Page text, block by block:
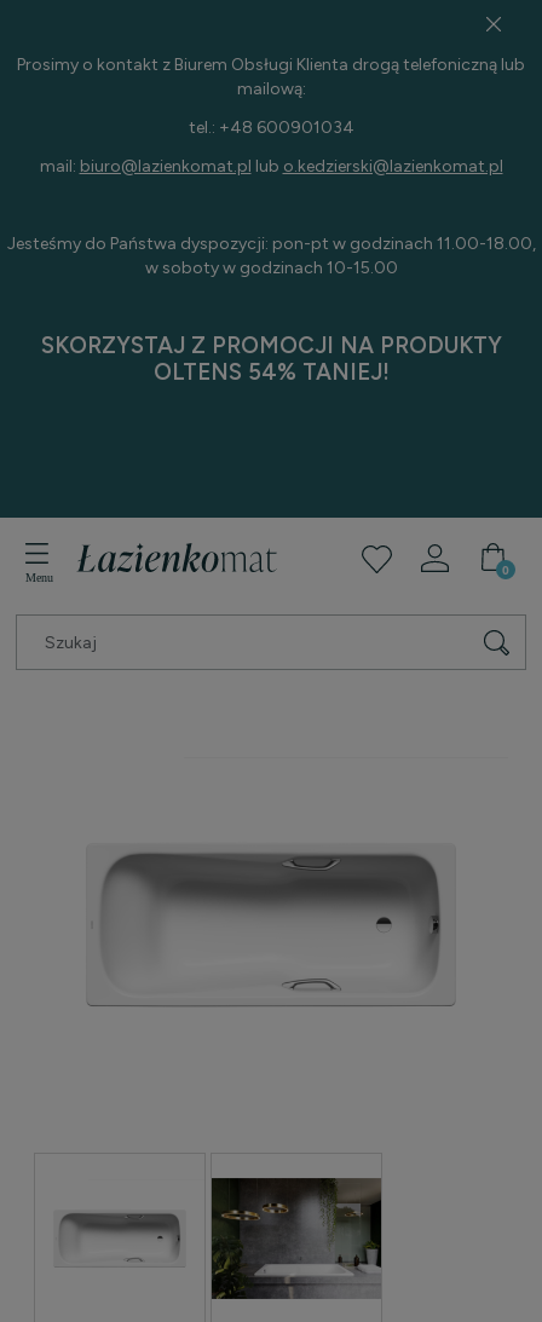
Prosimy o kontakt z Biurem Obsługi Klienta drogą telefoniczną lub
mailową:
tel.: +48 600901034
mail: biuro@lazienkomat.pl lub o.kedzierski@lazienkomat.pl
Jesteśmy do Państwa dyspozycji: pon-pt w godzinach 11.00-18.00,
w soboty w godzinach 10-15.00
SKORZYSTAJ Z PROMOCJI NA PRODUKTY
OLTENS 54% TANIEJ!